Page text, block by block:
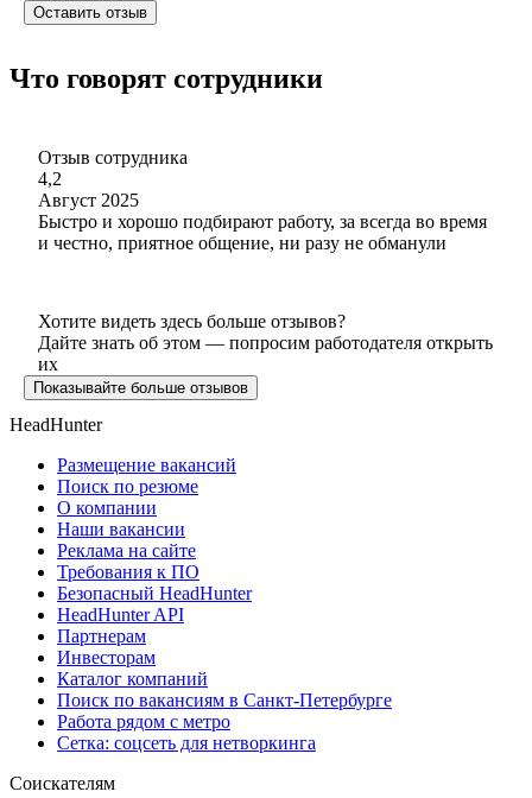
Оставить отзыв
Что говорят сотрудники
Отзыв сотрудника
4,2
Август 2025
Быстро и хорошо подбирают работу, за всегда во время
и честно, приятное общение, ни разу не обманули
Хотите видеть здесь больше отзывов?
Дайте знать об этом — попросим работодателя открыть
их
Показывайте больше отзывов
HeadHunter
Размещение вакансий
Поиск по резюме
О компании
Наши вакансии
Реклама на сайте
Требования к ПО
Безопасный HeadHunter
HeadHunter API
Партнерам
Инвесторам
Каталог компаний
Поиск по вакансиям в Санкт-Петербурге
Работа рядом с метро
Сетка: соцсеть для нетворкинга
Соискателям